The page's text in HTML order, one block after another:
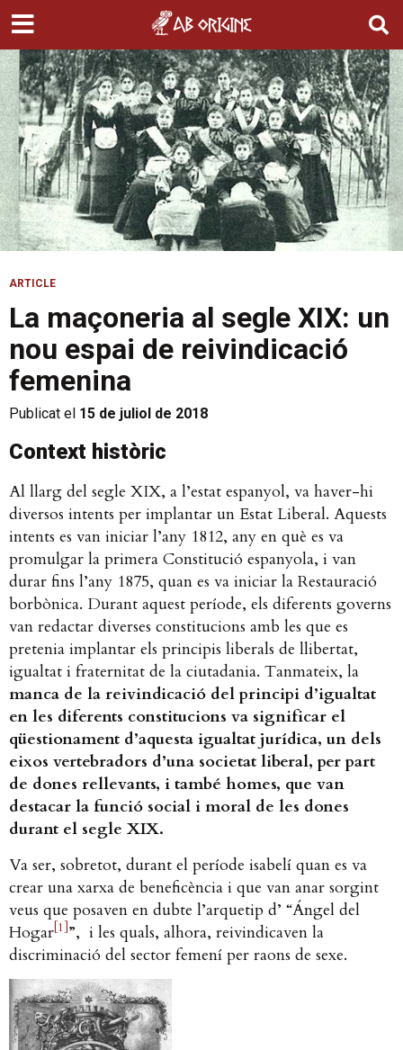
ARTICLE
La maçoneria al segle XIX: un
nou espai de reivindicació
femenina
Publicat el 15 de juliol de 2018
Context històric
Al llarg del segle XIX, a l’estat espanyol, va haver-hi
diversos intents per implantar un Estat Liberal. Aquests
intents es van iniciar l’any 1812, any en què es va
promulgar la primera Constitució espanyola, i van
durar fins l’any 1875, quan es va iniciar la Restauració
borbònica. Durant aquest període, els diferents governs
van redactar diverses constitucions amb les que es
pretenia implantar els principis liberals de llibertat,
igualtat i fraternitat de la ciutadania. Tanmateix, la
manca de la reivindicació del principi d’igualtat
en les diferents constitucions va significar el
qüestionament d’aquesta igualtat jurídica, un dels
eixos vertebradors d’una societat liberal, per part
de dones rellevants, i també homes, que van
destacar la funció social i moral de les dones
durant el segle XIX.
Va ser, sobretot, durant el període isabelí quan es va
crear una xarxa de beneficència i que van anar sorgint
veus que posaven en dubte l’arquetip d’ “Ángel del
Hogar [1] ”, i les quals, alhora, reivindicaven la
discriminació del sector femení per raons de sexe.